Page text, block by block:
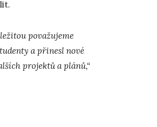
považujeme
a přinesl nové
projektů a plánů,“